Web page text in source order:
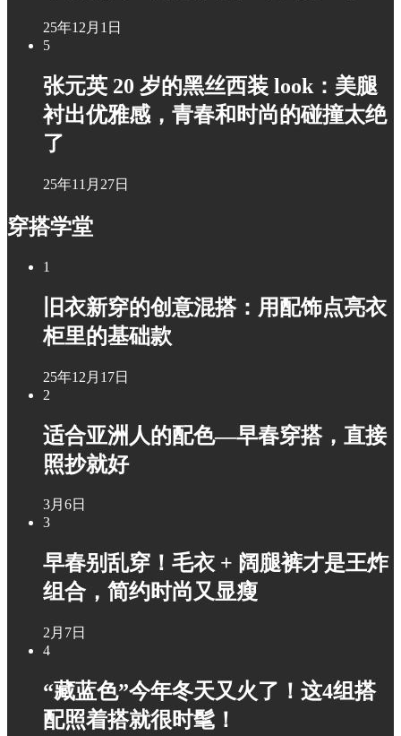
25年12月1日
5
张元英 20 岁的黑丝西装 look：美腿
衬出优雅感，青春和时尚的碰撞太绝
了
25年11月27日
穿搭学堂
1
旧衣新穿的创意混搭：用配饰点亮衣
柜里的基础款
25年12月17日
2
适合亚洲人的配色—早春穿搭，直接
照抄就好
3月6日
3
早春别乱穿！毛衣 + 阔腿裤才是王炸
组合，简约时尚又显瘦
2月7日
4
“藏蓝色”今年冬天又火了！这4组搭
配照着搭就很时髦！